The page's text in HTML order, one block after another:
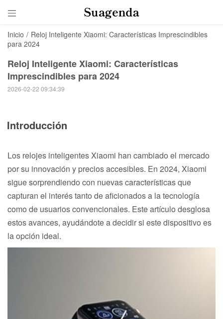

Inicio / Reloj Inteligente Xiaomi: Características Imprescindibles
para 2024
Reloj Inteligente Xiaomi: Características
Imprescindibles para 2024
2026-02-22 09:34:39
Introducción
Los relojes inteligentes Xiaomi han cambiado el mercado
por su innovación y precios accesibles. En 2024, Xiaomi
sigue sorprendiendo con nuevas características que
capturan el interés tanto de aficionados a la tecnología
como de usuarios convencionales. Este artículo desglosa
estos avances, ayudándote a decidir si este dispositivo es
la opción ideal.